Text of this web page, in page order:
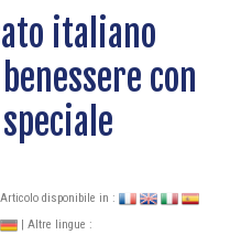
italiano
con
Articolo disponibile in :
| Altre lingue :